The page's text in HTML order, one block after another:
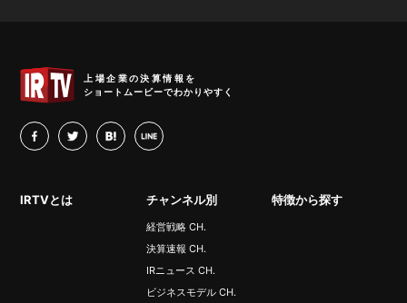
IRTV
上場企業の決算情報を
ショートムービーでわかりやすく
facebook
twitterhatenaLINE
IRTVとは チャンネル別
経営戦略 CH.
決算速報 CH.
IRニュース CH.
ビジネスモデル CH.
特徴から探す